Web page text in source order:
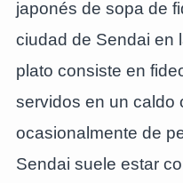
japonés de sopa de
ciudad de Sendai en
plato consiste en
servidos en un caldo
ocasionalmente de
Sendai suele estar